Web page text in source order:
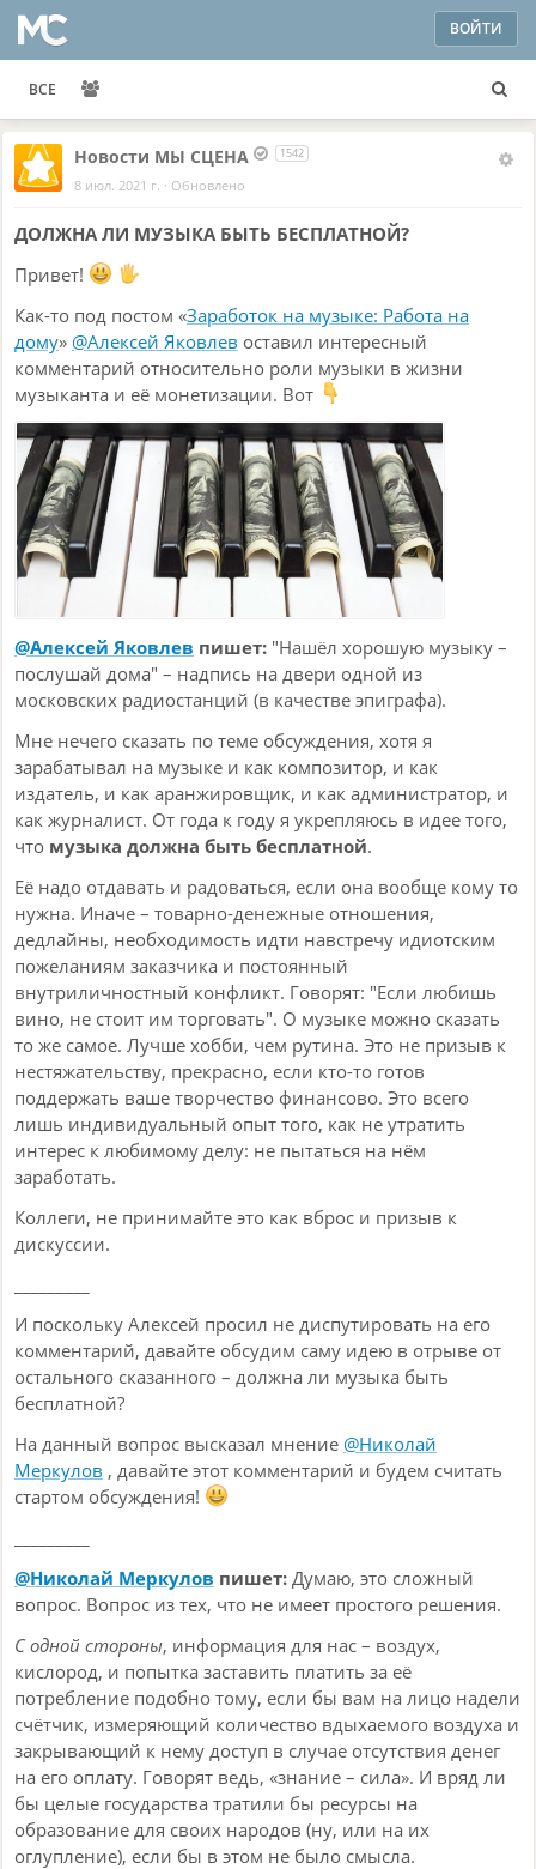
ВОЙТИ
ВСЕ
Новости МЫ СЦЕНА 1542
8 июл. 2021 г. · Обновлено
ДОЛЖНА ЛИ МУЗЫКА БЫТЬ БЕСПЛАТНОЙ?
Привет!
Как-то под постом «Заработок на музыке: Работа на
дому» @Алексей Яковлев оставил интересный
комментарий относительно роли музыки в жизни
музыканта и её монетизации. Вот
@Алексей Яковлев пишет: "Нашёл хорошую музыку –
послушай дома" – надпись на двери одной из
московских радиостанций (в качестве эпиграфа).
Мне нечего сказать по теме обсуждения, хотя я
зарабатывал на музыке и как композитор, и как
издатель, и как аранжировщик, и как администратор, и
как журналист. От года к году я укрепляюсь в идее того,
что музыка должна быть бесплатной.
Её надо отдавать и радоваться, если она вообще кому то
нужна. Иначе – товарно-денежные отношения,
дедлайны, необходимость идти навстречу идиотским
пожеланиям заказчика и постоянный
внутриличностный конфликт. Говорят: "Если любишь
вино, не стоит им торговать". О музыке можно сказать
то же самое. Лучше хобби, чем рутина. Это не призыв к
нестяжательству, прекрасно, если кто-то готов
поддержать ваше творчество финансово. Это всего
лишь индивидуальный опыт того, как не утратить
интерес к любимому делу: не пытаться на нём
заработать.
Коллеги, не принимайте это как вброс и призыв к
дискуссии.
И поскольку Алексей просил не диспутировать на его
комментарий, давайте обсудим саму идею в отрыве от
остального сказанного – должна ли музыка быть
бесплатной?
На данный вопрос высказал мнение @Николай
Меркулов , давайте этот комментарий и будем считать
стартом обсуждения!
@Николай Меркулов пишет: Думаю, это сложный
вопрос. Вопрос из тех, что не имеет простого решения.
С одной стороны, информация для нас – воздух,
кислород, и попытка заставить платить за её
потребление подобно тому, если бы вам на лицо надели
счётчик, измеряющий количество вдыхаемого воздуха и
закрывающий к нему доступ в случае отсутствия денег
на его оплату. Говорят ведь, «знание – сила». И вряд ли
бы целые государства тратили бы ресурсы на
образование для своих народов (ну, или на их
оглупление), если бы в этом не было смысла.